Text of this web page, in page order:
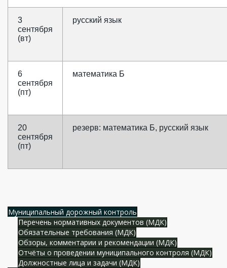
3
сентября
(вт)
русский язык
6
сентября
(пт)
математика Б
20
сентября
(пт)
резерв: математика Б, русский язык
Муниципальный дорожный контроль
Перечень нормативных документов (МДК)
Обязательные требования (МДК)
Обзоры, комментарии и рекомендации (МДК)
Отчёты о проведении муниципального контроля (МДК)
Должностные лица и задачи (МДК)